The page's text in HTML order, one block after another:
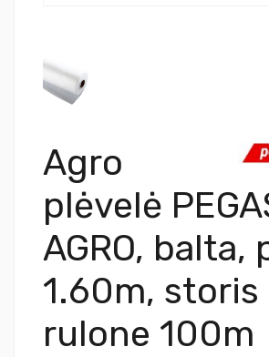
Agro
plėvelė
AGRO, balta,
1.60m, storis
rulone 100m